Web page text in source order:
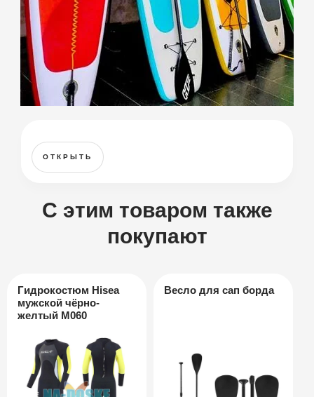
ОТКРЫТЬ
С этим товаром также
покупают
Гидрокостюм Hisea
мужской чёрно-
желтый M060
Весло для сап борда